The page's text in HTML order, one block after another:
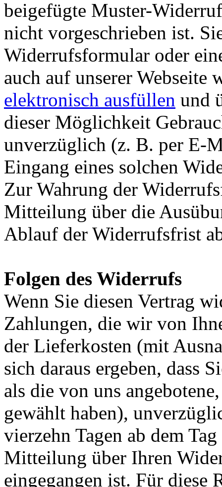
beigefügte Muster-
nicht vorgeschrieben ist.
Widerrufsformular oder
auch auf unserer Webseite
elektronisch ausfüllen und
dieser Möglichkeit
unverzüglich (z. B. per E-
Eingang eines solchen
Zur Wahrung der
Mitteilung über die
Ablauf der Widerrufsfrist
Folgen des Widerrufs
Wenn Sie diesen Vertrag
Zahlungen, die wir von
der Lieferkosten (mit
sich daraus ergeben, dass
als die von uns
gewählt haben),
vierzehn Tagen ab dem
Mitteilung über Ihren
eingegangen ist. Für diese